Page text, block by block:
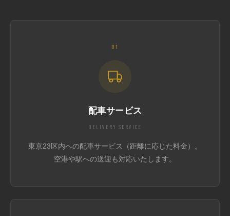
01
配車サービス
DELIVERY SERVICE
東京23区内への配車サービス（距離に応じた料金）。
空港や駅への送迎も対応いたします。